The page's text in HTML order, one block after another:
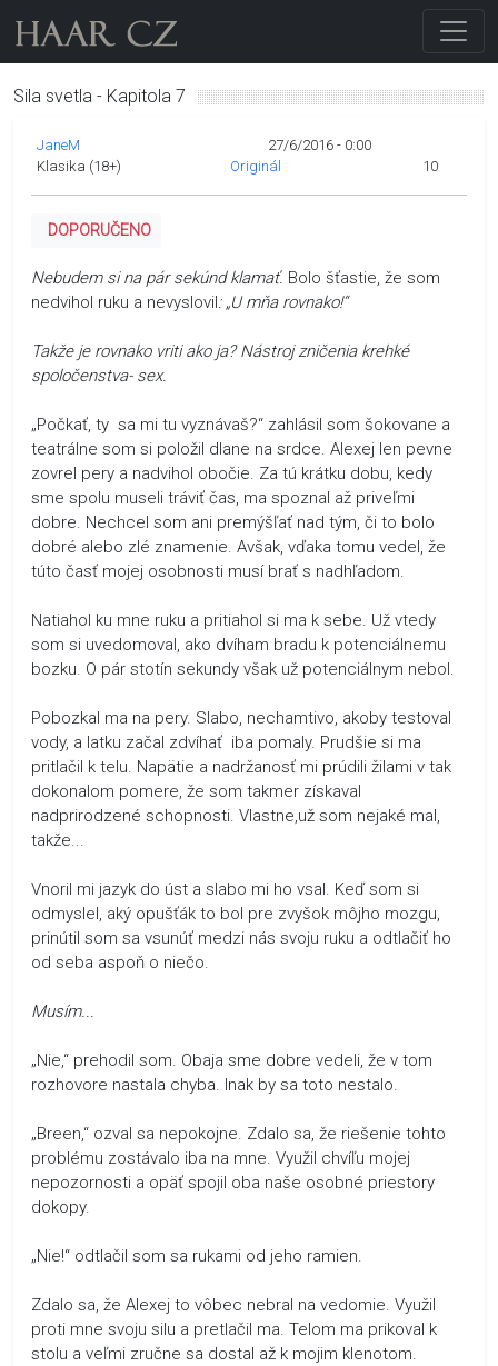
Sila svetla - Kapitola 7
JaneM
27/6/2016 - 0:00
Klasika (18+)
Originál 10
DOPORUČENO
Nebudem si na pár sekúnd klamať. Bolo šťastie, že som
nedvihol ruku a nevyslovil: „U mňa rovnako!“
Takže je rovnako vriti ako ja? Nástroj zničenia krehké
spoločenstva- sex.
„Počkať, ty sa mi tu vyznávaš?“ zahlásil som šokovane a
teatrálne som si položil dlane na srdce. Alexej len pevne
zovrel pery a nadvihol obočie. Za tú krátku dobu, kedy
sme spolu museli tráviť čas, ma spoznal až priveľmi
dobre. Nechcel som ani premýšľať nad tým, či to bolo
dobré alebo zlé znamenie. Avšak, vďaka tomu vedel, že
túto časť mojej osobnosti musí brať s nadhľadom.
Natiahol ku mne ruku a pritiahol si ma k sebe. Už vtedy
som si uvedomoval, ako dvíham bradu k potenciálnemu
bozku. O pár stotín sekundy však už potenciálnym nebol.
Pobozkal ma na pery. Slabo, nechamtivo, akoby testoval
vody, a latku začal zdvíhať iba pomaly. Prudšie si ma
pritlačil k telu. Napätie a nadržanosť mi prúdili žilami v tak
dokonalom pomere, že som takmer získaval
nadprirodzené schopnosti. Vlastne,už som nejaké mal,
takže...
Vnoril mi jazyk do úst a slabo mi ho vsal. Keď som si
odmyslel, aký opušťák to bol pre zvyšok môjho mozgu,
prinútil som sa vsunúť medzi nás svoju ruku a odtlačiť ho
od seba aspoň o niečo.
Musím...
„Nie,“ prehodil som. Obaja sme dobre vedeli, že v tom
rozhovore nastala chyba. Inak by sa toto nestalo.
„Breen,“ ozval sa nepokojne. Zdalo sa, že riešenie tohto
problému zostávalo iba na mne. Využil chvíľu mojej
nepozornosti a opäť spojil oba naše osobné priestory
dokopy.
„Nie!“ odtlačil som sa rukami od jeho ramien.
Zdalo sa, že Alexej to vôbec nebral na vedomie. Využil
proti mne svoju silu a pretlačil ma. Telom ma prikoval k
stolu a veľmi zručne sa dostal až k mojim klenotom.